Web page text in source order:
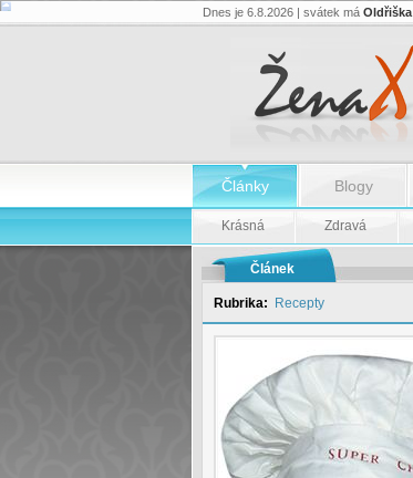
Recept:
salát
Dnes je 6.8.2026 | svátek má Oldřiška
Články Blogy
Krásná Zdravá
Článek
Rubrika: Recepty